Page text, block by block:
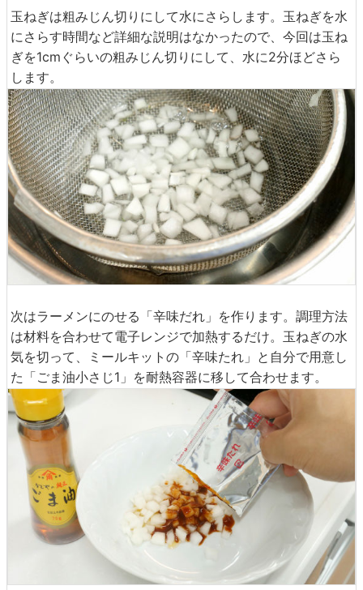
玉ねぎは粗みじん切りにして水にさらします。玉ねぎを水
にさらす時間など詳細な説明はなかったので、今回は玉ね
ぎを1cmぐらいの粗みじん切りにして、水に2分ほどさら
します。
次はラーメンにのせる「辛味だれ」を作ります。調理方法
は材料を合わせて電子レンジで加熱するだけ。玉ねぎの水
気を切って、ミールキットの「辛味たれ」と自分で用意し
た「ごま油小さじ1」を耐熱容器に移して合わせます。